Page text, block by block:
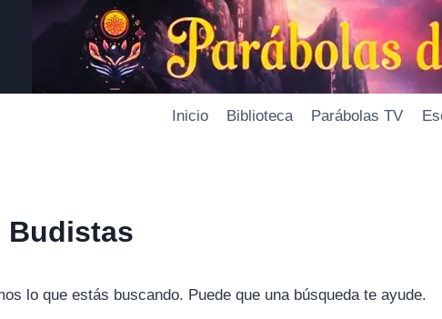
Inicio Biblioteca Parábolas TV
Budistas
lo que estás buscando. Puede que una búsqueda te ayude.